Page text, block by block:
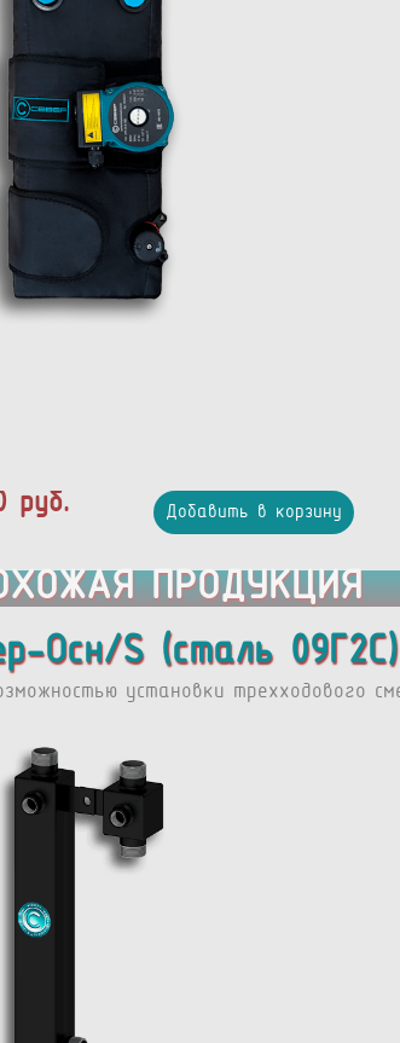
руб. Добавить в корзину
ПРОДУКЦИЯ
Осн/S (сталь 09Г2С)
установки трехходового